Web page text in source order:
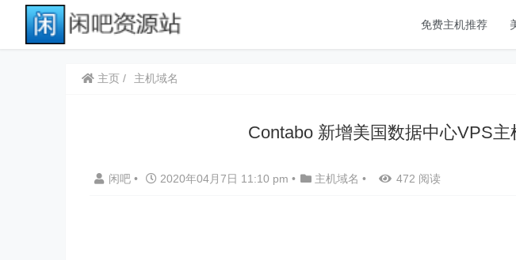
免费主机推荐
主页 主机域名
Contabo 新增美国数据中心VPS主
闲吧 • 2020年04月7日 11:10 pm • 主机域名 • 472 阅读